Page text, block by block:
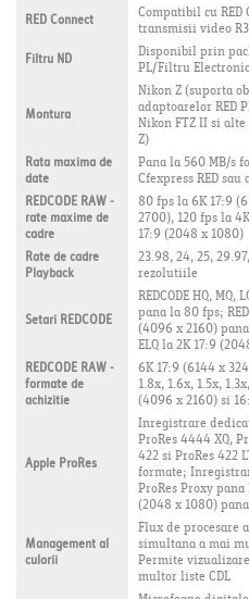
RED Connect Compatibil cu
transmisii video
Filtru ND Disponibil prin
PL/Filtru
Montura
Nikon Z (suporta
adaptoarelor RED
Nikon FTZ II si
Z)
Rata maxima de
date
Pana la 560 MB/s
Cfexpress RED
REDCODE RAW -
rate maxime de
cadre
80 fps la 6K 17:9
2700), 120 fps la
17:9 (2048 x 1080)
Rate de cadre
Playback
23.98, 24, 25,
rezolutiile
Setari REDCODE
REDCODE HQ,
pana la 80 fps;
(4096 x 2160) pana
ELQ la 2K 17:9
REDCODE RAW -
formate de
achizitie
6K 17:9 (6144 x
1.8x, 1.6x, 1.5x,
(4096 x 2160) si
Apple ProRes
Inregistrare
ProRes 4444 XQ,
422 si ProRes 422
formate;
ProRes Proxy
(2048 x 1080)
Management al
culorii
Flux de procesare
simultana a mai
Permite
multor liste CDL